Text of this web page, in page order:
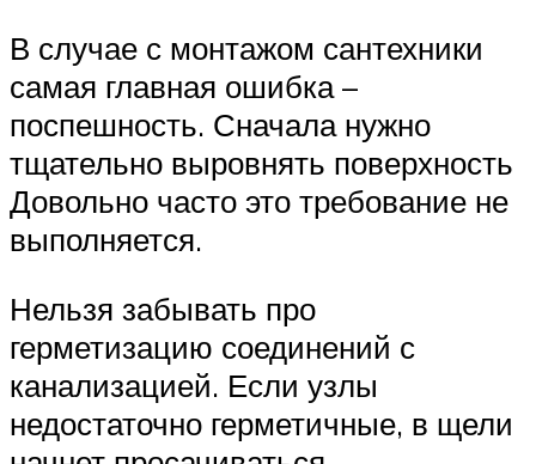
В случае с монтажом сантехники
самая главная ошибка –
поспешность. Сначала нужно
тщательно выровнять поверхность
Довольно часто это требование не
выполняется.
Нельзя забывать про
герметизацию соединений с
канализацией. Если узлы
недостаточно герметичные, в щели